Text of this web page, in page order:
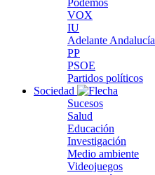
Podemos
VOX
IU
Adelante Andalucía
PP
PSOE
Partidos políticos
Sociedad
Sucesos
Salud
Educación
Investigación
Medio ambiente
Videojuegos